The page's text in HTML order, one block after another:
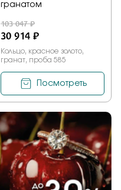
гранатом
103 047 ₽
30 914 ₽
Кольцо, красное золото,
гранат, проба 585
Посмотреть